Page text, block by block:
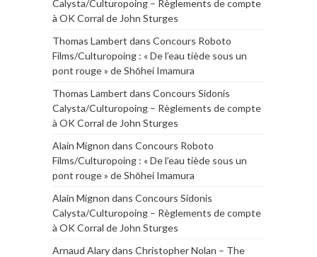
Calysta/Culturopoing – Règlements de compte
à OK Corral de John Sturges
Thomas Lambert dans Concours Roboto
Films/Culturopoing : « De l’eau tiède sous un
pont rouge » de Shōhei Imamura
Thomas Lambert dans Concours Sidonis
Calysta/Culturopoing – Règlements de compte
à OK Corral de John Sturges
Alain Mignon dans Concours Roboto
Films/Culturopoing : « De l’eau tiède sous un
pont rouge » de Shōhei Imamura
Alain Mignon dans Concours Sidonis
Calysta/Culturopoing – Règlements de compte
à OK Corral de John Sturges
Arnaud Alarydans Christopher Nolan – The